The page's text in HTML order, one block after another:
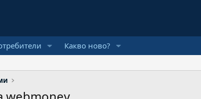
Какво ново?